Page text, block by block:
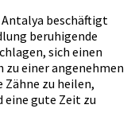
Antalya beschäftigt
beruhigende
sich einen
zu einer angenehmen
Zähne zu heilen,
eine gute Zeit zu